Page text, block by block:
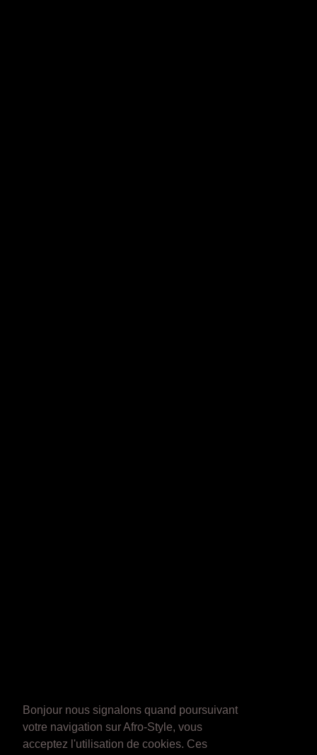
Bonjour nous signalons quand poursuivant
votre navigation sur Afro-Style, vous
acceptez l'utilisation de cookies. Ces